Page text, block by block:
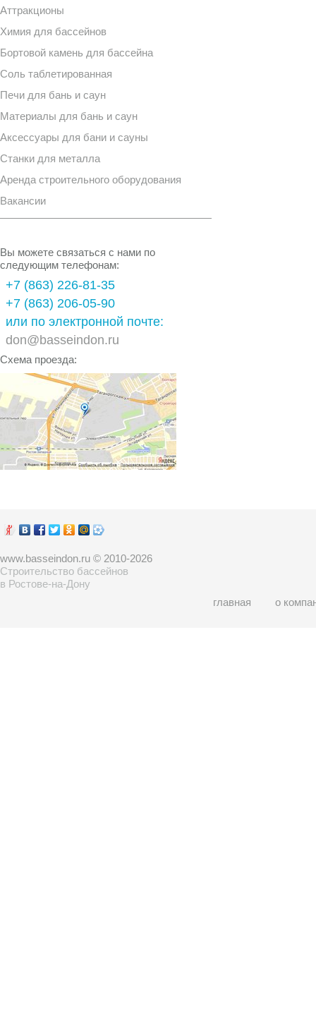
Аттракционы
Химия для бассейнов
Бортовой камень для бассейна
Соль таблетированная
Печи для бань и саун
Материалы для бань и саун
Аксессуары для бани и сауны
Станки для металла
Аренда строительного оборудования
Вакансии
Вы можете связаться с нами по
следующим телефонам:
+7 (863) 226-81-35
+7 (863) 206-05-90
или по электронной почте:
don@basseindon.ru
Схема проезда:
www.basseindon.ru © 2010-2026
Строительство бассейнов
в Ростове-на-Дону
главная
о